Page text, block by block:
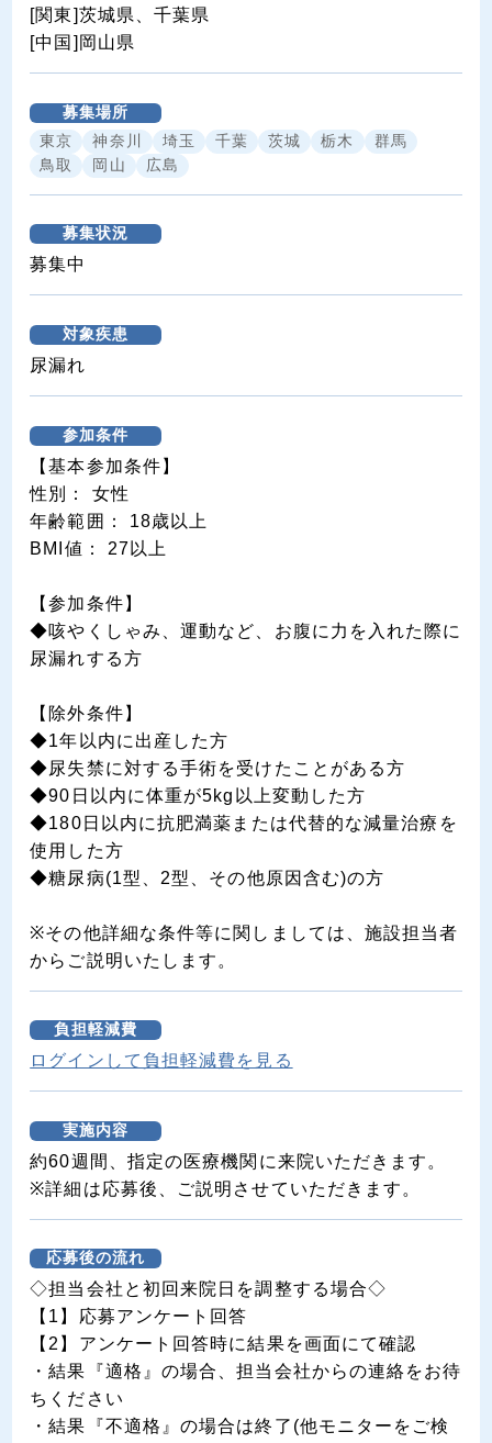
[関東]茨城県、千葉県
[中国]岡山県
募集場所
東京
神奈川 埼玉 千葉 茨城 栃木
群馬
鳥取
岡山 広島
募集状況
募集中
対象疾患
尿漏れ
参加条件
【基本参加条件】
性別： 女性
年齢範囲： 18歳以上
BMI値： 27以上
【参加条件】
◆咳やくしゃみ、運動など、お腹に力を入れた際に
尿漏れする方
【除外条件】
◆1年以内に出産した方
◆尿失禁に対する手術を受けたことがある方
◆90日以内に体重が5kg以上変動した方
◆180日以内に抗肥満薬または代替的な減量治療を
使用した方
◆糖尿病(1型、2型、その他原因含む)の方
※その他詳細な条件等に関しましては、施設担当者
からご説明いたします。
負担軽減費
ログインして負担軽減費を見る
実施内容
約60週間、指定の医療機関に来院いただきます。
※詳細は応募後、ご説明させていただきます。
応募後の流れ
◇担当会社と初回来院日を調整する場合◇
【1】応募アンケート回答
【2】アンケート回答時に結果を画面にて確認
・結果『適格』の場合、担当会社からの連絡をお待
ちください
・結果『不適格』の場合は終了(他モニターをご検